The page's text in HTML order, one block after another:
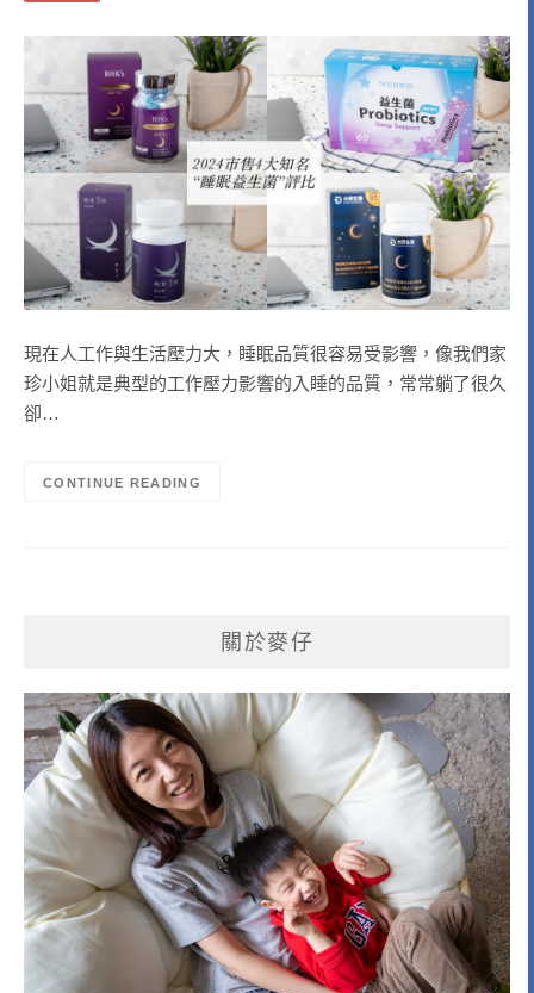
現在人工作與生活壓力大，睡眠品質很容易受影響，像我們家
珍小姐就是典型的工作壓力影響的入睡的品質，常常躺了很久
卻…
CONTINUE READING
關於麥仔